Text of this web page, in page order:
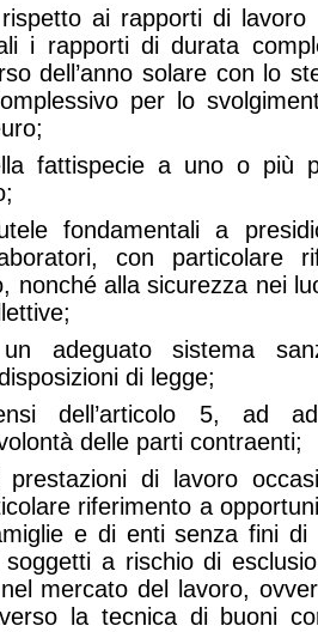
ai rapporti di lavoro
i rapporti di durata
dell’anno solare con lo
per lo
fattispecie a uno o più
fondamentali a
con particolare
nonché alla sicurezza nei
adeguato sistema
di legge;
dell’articolo 5, ad
delle parti contraenti;
prestazioni di lavoro
riferimento a
e di enti senza fini di
soggetti a rischio di
mercato del lavoro,
la tecnica di buoni